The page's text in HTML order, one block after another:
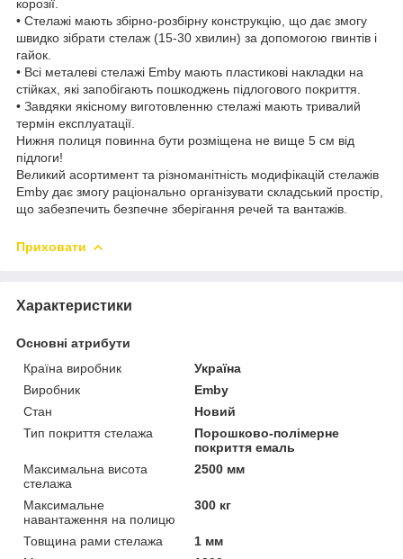
корозії.
• Стелажі мають збірно-розбірну конструкцію, що дає змогу
швидко зібрати стелаж (15-30 хвилин) за допомогою гвинтів і
гайок.
• Всі металеві стелажі Emby мають пластикові накладки на
стійках, які запобігають пошкоджень підлогового покриття.
• Завдяки якісному виготовленню стелажі мають тривалий
термін експлуатації.
Нижня полиця повинна бути розміщена не вище 5 см від
підлоги!
Великий асортимент та різноманітність модифікацій стелажів
Emby дає змогу раціонально організувати складський простір,
що забезпечить безпечне зберігання речей та вантажів.
Приховати
Характеристики
Основні атрибути
Країна виробник
Україна
Виробник
Emby
Стан
Новий
Тип покриття стелажа
Порошково-полімерне
покриття емаль
Максимальна висота
стелажа
2500 мм
Максимальне
навантаження на полицю
300 кг
Товщина рами стелажа
1 мм